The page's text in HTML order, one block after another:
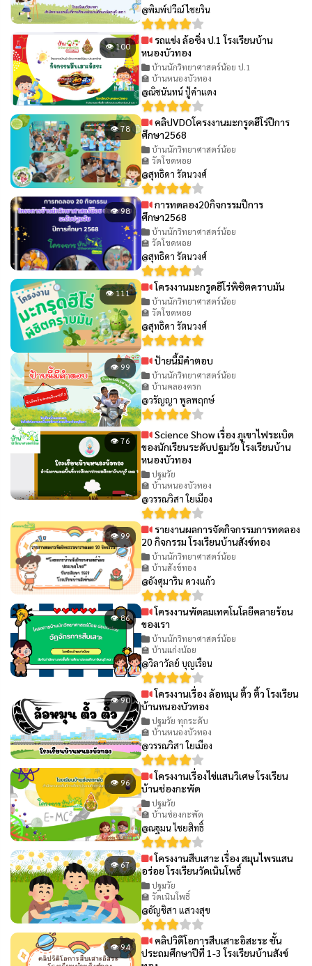
@พิมพ์ปวีณ์ ไชยริน
👁 100
รถแข่ง ล้อซิ่ง ป.1 โรงเรียนบ้าน
หนองบัวทอง
บ้านนักวิทยาศาสตร์น้อย ป.1
🏫 บ้านหนองบัวทอง
@ณิชนันทน์ ปู้คำแดง
👁 78
คลิปVDOโครงงานมะกรูดฮีโร่ปีการ
ศึกษา2568
บ้านนักวิทยาศาสตร์น้อย
🏫 วัดโขดหอย
@สุทธิดา รัตนวงศ์
👁 98
การทดลอง20กิจกรรมปีการ
ศึกษา2568
บ้านนักวิทยาศาสตร์น้อย
🏫 วัดโขดหอย
@สุทธิดา รัตนวงศ์
👁 111 โครงงานมะกรูดฮีโร่พิชิตคราบมัน
บ้านนักวิทยาศาสตร์น้อย
🏫 วัดโขดหอย
@สุทธิดา รัตนวงศ์
👁 99 ป้ายนี้มีคำตอบ
บ้านนักวิทยาศาสตร์น้อย
🏫 บ้านคลองครก
@วรัญญา พูลพฤกษ์
👁 76
Science Show เรื่อง ภูเขาไฟระเบิด
ของนักเรียนระดับปฐมวัย โรงเรียนบ้าน
หนองบัวทอง
ปฐมวัย
🏫 บ้านหนองบัวทอง
@วรรณวิสา ใยเมือง
👁 99
รายงานผลการจัดกิจกรรมการทดลอง
20 กิจกรรม โรงเรียนบ้านสังข์ทอง
บ้านนักวิทยาศาสตร์น้อย
🏫 บ้านสังข์ทอง
@อังศุมาริน ดวงแก้ว
👁 86
โครงงานพัดลมเทคโนโลยีคลายร้อน
ของเรา
บ้านนักวิทยาศาสตร์น้อย
🏫 บ้านแก่งน้อย
@วิลาวัลย์ บุญเรือน
👁 90
โครงงานเรื่อง ล้อหมุน ติ้ว ติ้ว โรงเรียน
บ้านหนองบัวทอง
ปฐมวัย ทุกระดับ
🏫 บ้านหนองบัวทอง
@วรรณวิสา ใยเมือง
👁 96
โครงงานเรื่องไข่แสนวิเศษ โรงเรียน
บ้านช่องกะพัด
ปฐมวัย
🏫 บ้านช่องกะพัด
@ณฐมน ไชยสิทธิ์
👁 67
โครงงานสืบเสาะ เรื่อง สมุนไพรแสน
อร่อย โรงเรียนวัดเนินโพธิ์
ปฐมวัย
🏫 วัดเนินโพธิ์
@อัญชิสา แสวงสุข
👁 94
คลิปวิดีโอการสืบเสาะอิสะระ ชั้น
ประถมศึกษาปีที่ 1-3 โรงเรียนบ้านสังข์